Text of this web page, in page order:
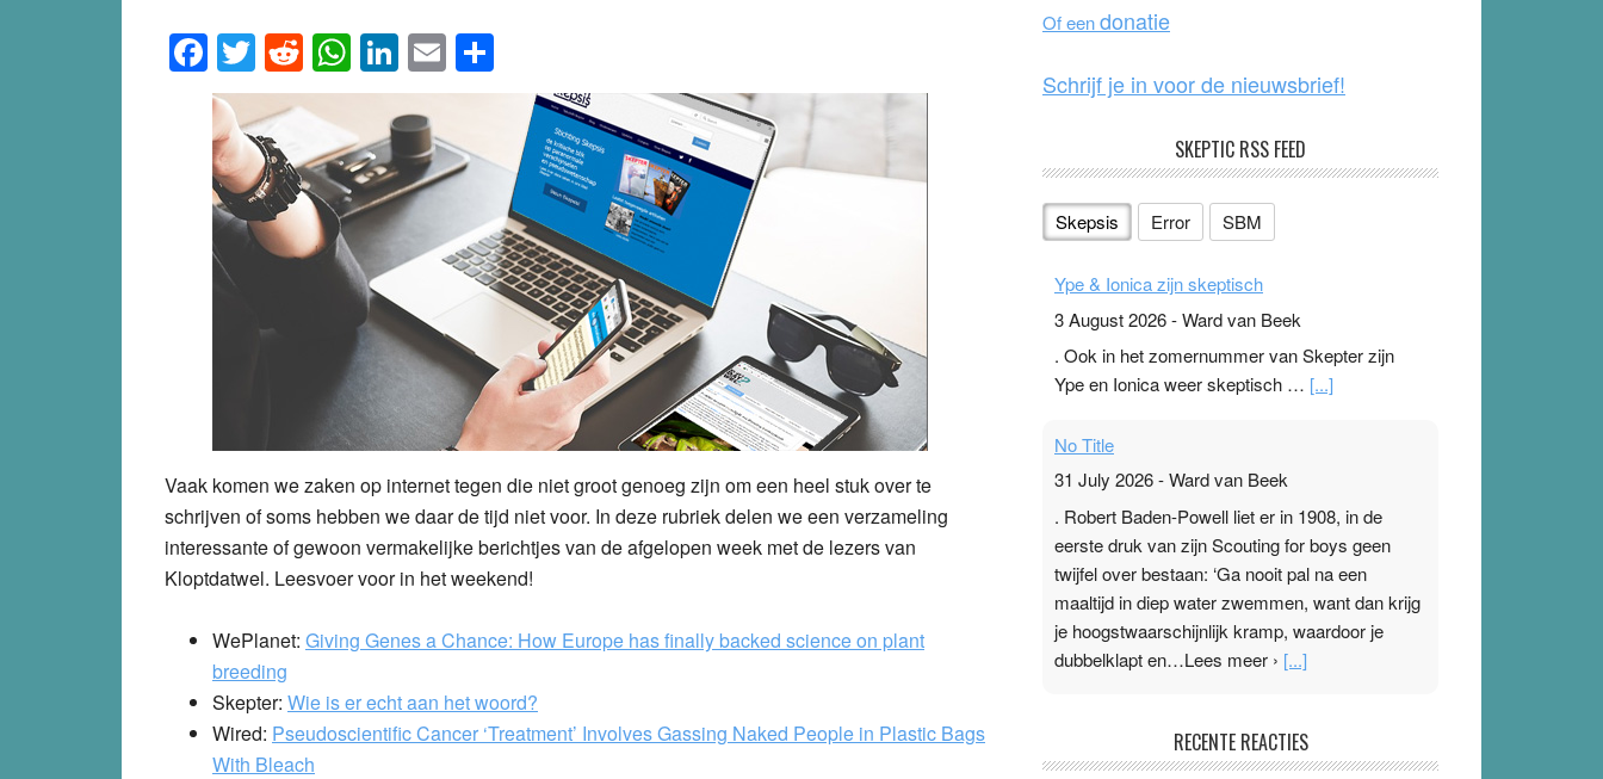
Facebook
Twitter
Reddit
WhatsApp
LinkedIn
Email
Vaak komen we zaken op internet tegen die niet groot genoeg zijn om een heel stuk over te
schrijven of soms hebben we daar de tijd niet voor. In deze rubriek delen we een verzameling
interessante of gewoon vermakelijke berichtjes van de afgelopen week met de lezers van
Kloptdatwel. Leesvoer voor in het weekend!
WePlanet: Giving Genes a Chance: How Europe has finally backed science on plant
breeding
Skepter: Wie is er echt aan het woord?
Wired: Pseudoscientific Cancer ‘Treatment’ Involves Gassing Naked People in Plastic Bags
With Bleach
k
Of eendonatie
Schrijf je in voor de nieuwsbrief!
SKEPTIC RSS FEED
Skepsis Error SBM
Ype & Ionica zijn skeptisch
3 August 2026-Ward van Beek
. Ook in het zomernummer van Skepter zijn
Ype en Ionica weer skeptisch … [...]
No Title
31 July 2026-Ward van Beek
. Robert Baden-Powell liet er in 1908, in de
eerste druk van zijn Scouting for boys geen
twijfel over bestaan: ‘Ga nooit pal na een
maaltijd in diep water zwemmen, want dan krijg
je hoogstwaarschijnlijk kramp, waardoor je
dubbelklapt en…Lees meer › [...]
Ward van Beek
RECENTE REACTIES